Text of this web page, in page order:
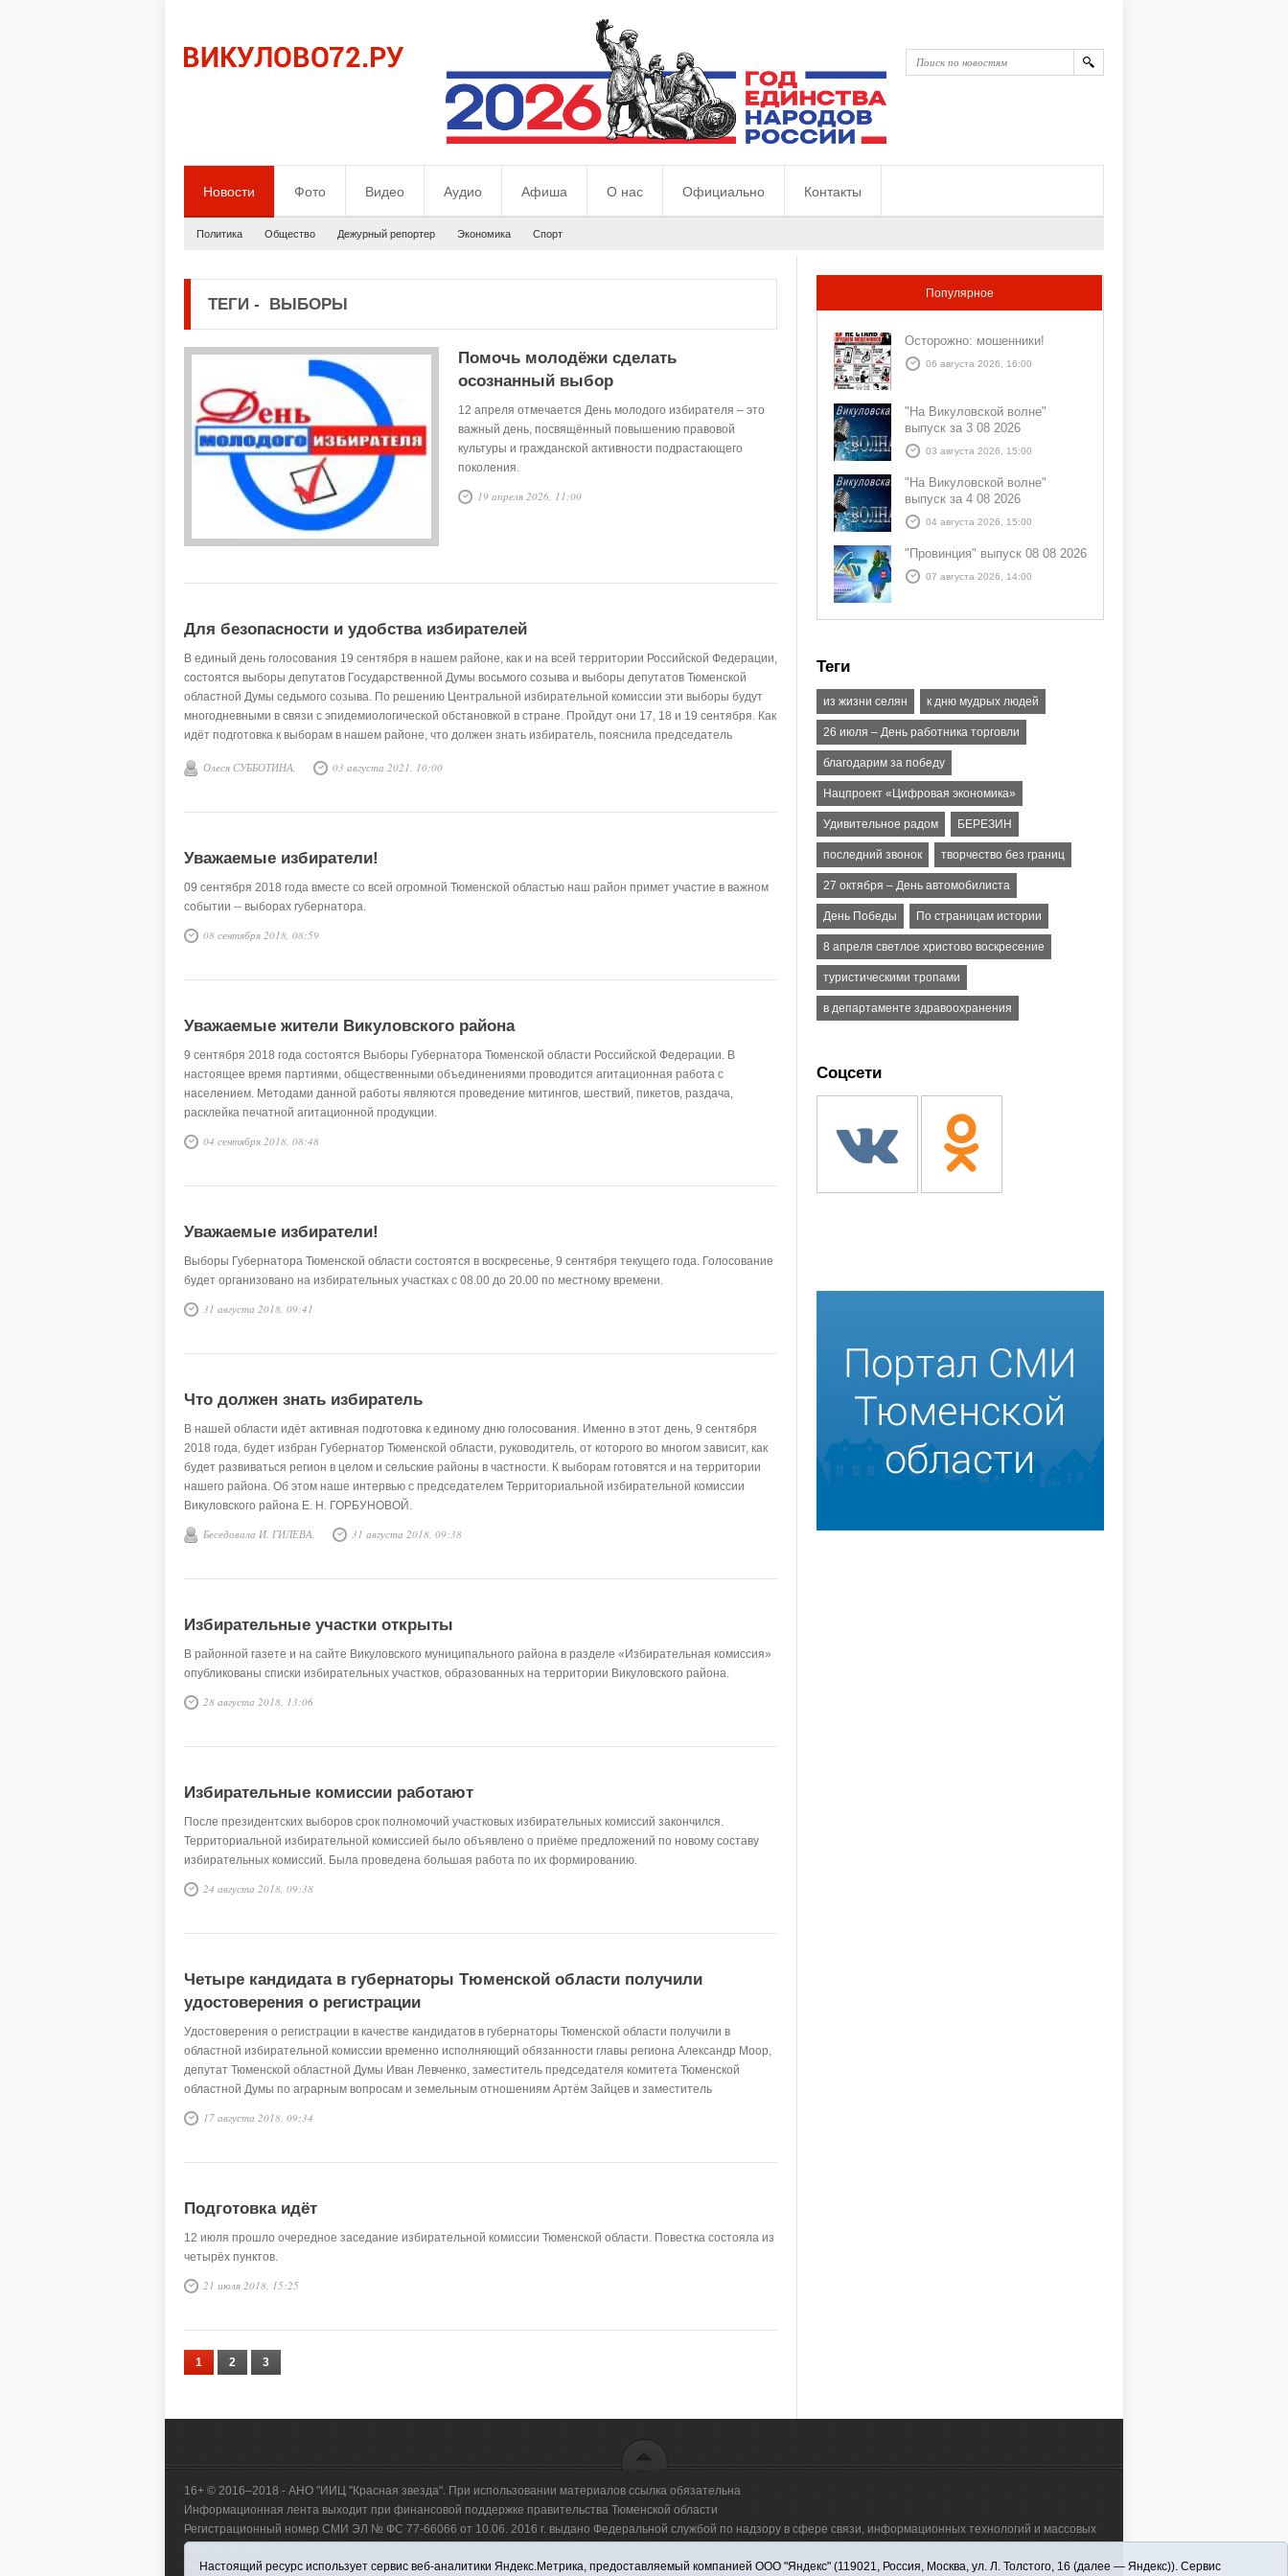
Новости Фото Видео Аудио Афиша О нас Официально Контакты
Политика Общество Дежурный репортер Экономика Спорт
ТЕГИ - ВЫБОРЫ
Помочь молодёжи сделать
осознанный выбор
12 апреля отмечается День молодого избирателя – это
важный день, посвящённый повышению правовой
культуры и гражданской активности подрастающего
поколения.
19 апреля 2026, 11:00
Для безопасности и удобства избирателей
В единый день голосования 19 сентября в нашем районе, как и на всей территории Российской Федерации,
состоятся выборы депутатов Государственной Думы восьмого созыва и выборы депутатов Тюменской
областной Думы седьмого созыва. По решению Центральной избирательной комиссии эти выборы будут
многодневными в связи с эпидемиологической обстановкой в стране. Пройдут они 17, 18 и 19 сентября. Как
идёт подготовка к выборам в нашем районе, что должен знать избиратель, пояснила председатель
Олеся СУББОТИНА, 03 августа 2021, 10:00
Уважаемые избиратели!
09 сентября 2018 года вместе со всей огромной Тюменской областью наш район примет участие в важном
событии -- выборах губернатора.
08 сентября 2018, 08:59
Уважаемые жители Викуловского района
9 сентября 2018 года состоятся Выборы Губернатора Тюменской области Российской Федерации. В
настоящее время партиями, общественными объединениями проводится агитационная работа с
населением. Методами данной работы являются проведение митингов, шествий, пикетов, раздача,
расклейка печатной агитационной продукции.
04 сентября 2018, 08:48
Уважаемые избиратели!
Выборы Губернатора Тюменской области состоятся в воскресенье, 9 сентября текущего года. Голосование
будет организовано на избирательных участках с 08.00 до 20.00 по местному времени.
31 августа 2018, 09:41
Что должен знать избиратель
В нашей области идёт активная подготовка к единому дню голосования. Именно в этот день, 9 сентября
2018 года, будет избран Губернатор Тюменской области, руководитель, от которого во многом зависит, как
будет развиваться регион в целом и сельские районы в частности. К выборам готовятся и на территории
нашего района. Об этом наше интервью с председателем Территориальной избирательной комиссии
Викуловского района Е. Н. ГОРБУНОВОЙ.
Беседовала И. ГИЛЕВА, 31 августа 2018, 09:38
Избирательные участки открыты
В районной газете и на сайте Викуловского муниципального района в разделе «Избирательная комиссия»
опубликованы списки избирательных участков, образованных на территории Викуловского района.
28 августа 2018, 13:06
Избирательные комиссии работают
После президентских выборов срок полномочий участковых избирательных комиссий закончился.
Территориальной избирательной комиссией было объявлено о приёме предложений по новому составу
избирательных комиссий. Была проведена большая работа по их формированию.
24 августа 2018, 09:38
Четыре кандидата в губернаторы Тюменской области получили
удостоверения о регистрации
Удостоверения о регистрации в качестве кандидатов в губернаторы Тюменской области получили в
областной избирательной комиссии временно исполняющий обязанности главы региона Александр Моор,
депутат Тюменской областной Думы Иван Левченко, заместитель председателя комитета Тюменской
областной Думы по аграрным вопросам и земельным отношениям Артём Зайцев и заместитель
председателя Тюменской областной Думы Владимир Пискайкин.
17 августа 2018, 09:34
Подготовка идёт
12 июля прошло очередное заседание избирательной комиссии Тюменской области. Повестка состояла из
четырёх пунктов.
21 июля 2018, 15:25
1 2 3
Популярное
Осторожно: мошенники!
06 августа 2026, 16:00
"На Викуловской волне"
выпуск за 3 08 2026
03 августа 2026, 15:00
"На Викуловской волне"
выпуск за 4 08 2026
04 августа 2026, 15:00
"Провинция" выпуск 08 08 2026
07 августа 2026, 14:00
Теги
из жизни селян к дню мудрых людей
26 июля – День работника торговли
благодарим за победу
Нацпроект «Цифровая экономика»
Удивительное радом БЕРЕЗИН
последний звонок творчество без границ
27 октября – День автомобилиста
День Победы По страницам истории
8 апреля светлое христово воскресение
туристическими тропами
в департаменте здравоохранения
Соцсети
16+ © 2016–2018 - АНО "ИИЦ "Красная звезда". При использовании материалов ссылка обязательна
Информационная лента выходит при финансовой поддержке правительства Тюменской области
Регистрационный номер СМИ ЭЛ № ФС 77-66066 от 10.06. 2016 г. выдано Федеральной службой по надзору в сфере связи, информационных технологий и массовых
коммуникаций.
Учредитель (соучредители) Автономная некоммерческая организация "Информационно-издательский центр "Красная звезда"" (627570, Тюменская обл., Викуловский
Настоящий ресурс использует сервис веб-аналитики Яндекс.Метрика, предоставляемый компанией ООО "Яндекс" (119021, Россия, Москва, ул. Л. Толстого, 16 (далее — Яндекс)). Сервис